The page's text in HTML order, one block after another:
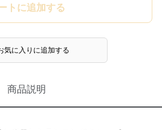
トに追加する
気に入りに追加する
商品説明